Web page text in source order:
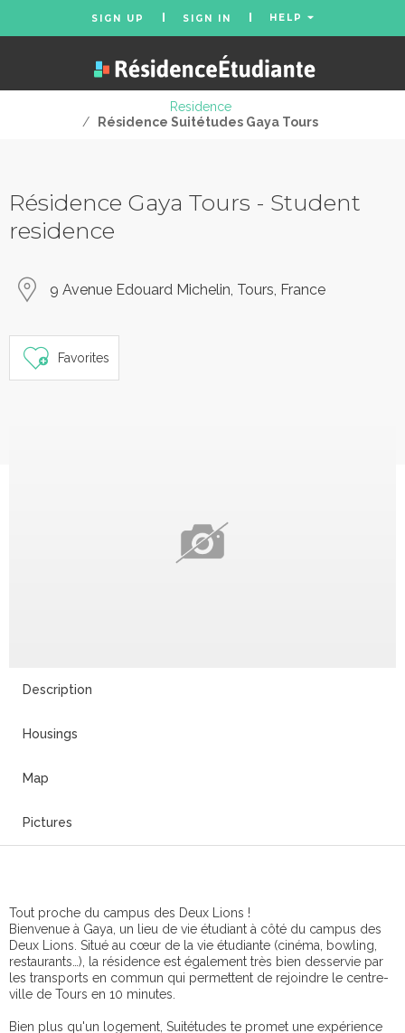
SIGN UP SIGN IN HELP
Residence
/
Résidence Suitétudes Gaya Tours
Résidence Gaya Tours - Student
residence
9 Avenue Edouard Michelin, Tours, France
Favorites
Description
Housings
Map
Pictures
Tout proche du campus des Deux Lions !
Bienvenue à Gaya, un lieu de vie étudiant à côté du campus des
Deux Lions. Situé au cœur de la vie étudiante (cinéma, bowling,
restaurants…), la résidence est également très bien desservie par
les transports en commun qui permettent de rejoindre le centre-
ville de Tours en 10 minutes.
Bien plus qu'un logement, Suitétudes te promet une expérience